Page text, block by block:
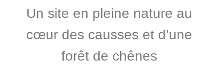
Un site en pleine nature au
cœur des causses et d’une
forêt de chênes